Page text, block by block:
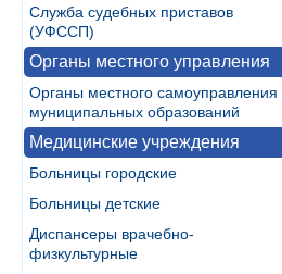
Служба судебных приставов
(УФССП)
Органы местного управления
Органы местного самоуправления
муниципальных образований
Медицинские учреждения
Больницы городские
Больницы детские
Диспансеры врачебно-
физкультурные